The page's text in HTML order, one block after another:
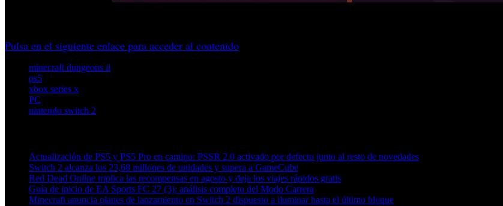
Pulsa en el siguiente enlace para acceder al contenido
minecraft dungeons ii
ps5
xbox series x
PC
nintendo switch 2
Actualización de PS5 y PS5 Pro en camino: PSSR 2.0 activado por defecto junto al resto de novedades
Switch 2 alcanza los 23,68 millones de unidades y supera a GameCube
Red Dead Online triplica las recompensas en agosto y deja los viajes rápidos gratis
Guía de inicio de EA Sports FC 27 (3): análisis completo del Modo Carrera
Minecraft anuncia planes de lanzamiento en Switch 2 dispuesto a iluminar hasta el último bloque